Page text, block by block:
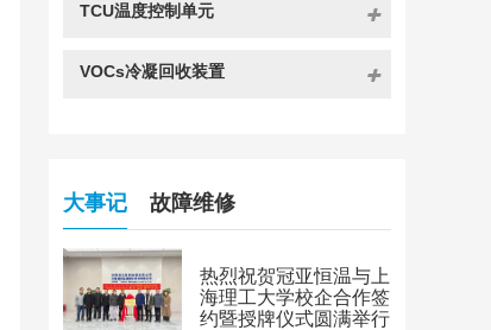
TCU温度控制单元
VOCs冷凝回收装置
大事记 故障维修
热烈祝贺冠亚恒温与上
海理工大学校企合作签
约暨授牌仪式圆满举行